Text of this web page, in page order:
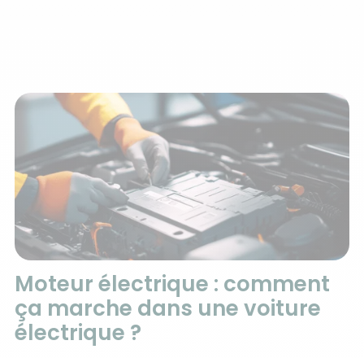
Moteur électrique : comment
ça marche dans une voiture
électrique ?